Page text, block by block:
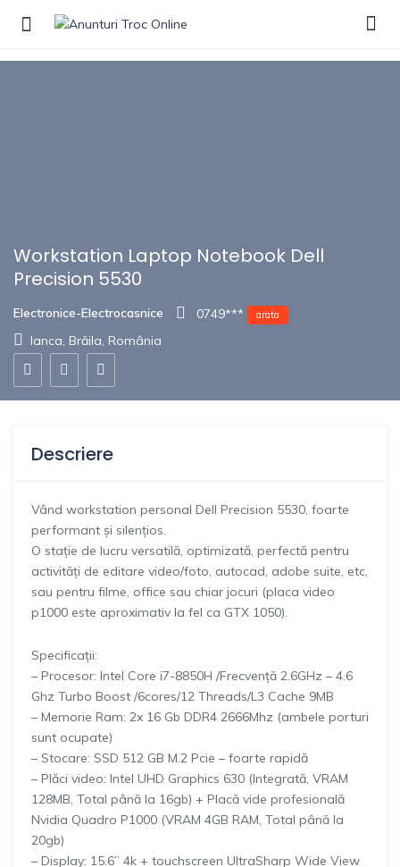
Show Sidebar
Workstation Laptop Notebook Dell
Precision 5530
Electronice-Electrocasnice 0749*** arata
Ianca, Brăila, România
Descriere
Vând workstation personal Dell Precision 5530, foarte
performant și silențios.
O stație de lucru versatilă, optimizată, perfectă pentru
activități de editare video/foto, autocad, adobe suite, etc,
sau pentru filme, office sau chiar jocuri (placa video
p1000 este aproximativ la fel ca GTX 1050).
Specificații:
– Procesor: Intel Core i7-8850H /Frecvență 2.6GHz – 4.6
Ghz Turbo Boost /6cores/12 Threads/L3 Cache 9MB
– Memorie Ram: 2x 16 Gb DDR4 2666Mhz (ambele porturi
sunt ocupate)
– Stocare: SSD 512 GB M.2 Pcie – foarte rapidă
– Plăci video: Intel UHD Graphics 630 (Integrată, VRAM
128MB, Total până la 16gb) + Placă vide profesională
Nvidia Quadro P1000 (VRAM 4GB RAM, Total până la
20gb)
– Display: 15.6” 4k + touchscreen UltraSharp Wide View